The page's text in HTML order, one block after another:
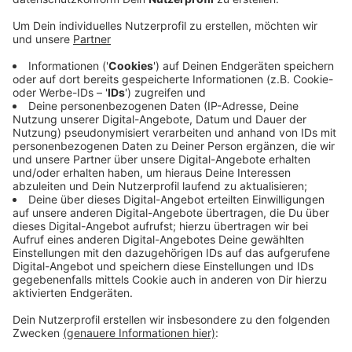
Anzeige
Viel öfter wird Bonn als ehemalige Hauptstadt
genannt, auch ehemalige Politiker wie Konrad
Adenauer oder Helmut Kohl werden mit Bonn in
Verbindung gebracht. Dazu kommt die Lage der Stadt
am Rhein. Die Sozialliberalen fordern jetzt eine
Neuausrichtung beim Stadtmarketing. Auch die
Kulturförderung müsse überdacht werden.
DG
Anzeige